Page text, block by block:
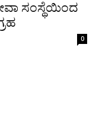
ಸಂಸ್ಥೆಯಿಂದ
0